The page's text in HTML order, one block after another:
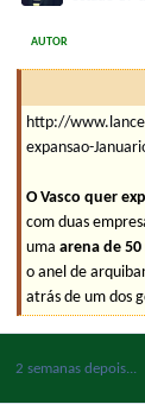
AUTOR
http://
expansao-
O Vasco quer
com duas
uma arena de
o anel de
atrás de um dos
2 semanas depois...